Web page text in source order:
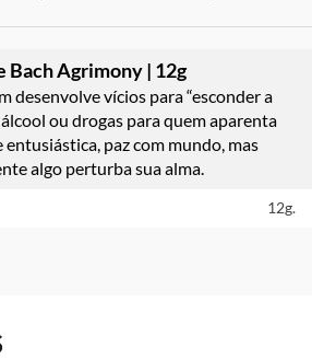
Bach Agrimony | 12g
desenvolve vícios para “esconder a
álcool ou drogas para quem aparenta
entusiástica, paz com mundo, mas
algo perturba sua alma.
12g.